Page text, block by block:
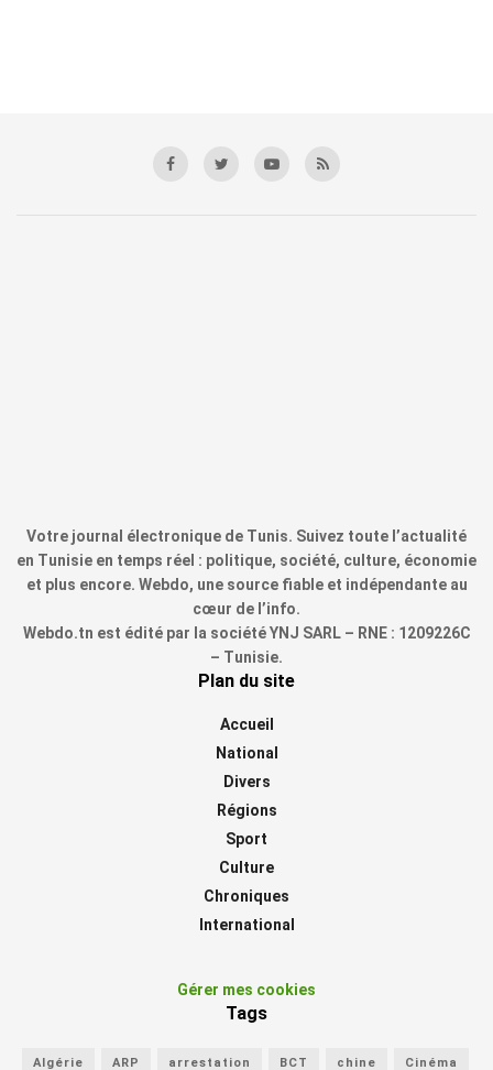
Votre journal électronique de Tunis. Suivez toute l’actualité
en Tunisie en temps réel : politique, société, culture, économie
et plus encore. Webdo, une source fiable et indépendante au
cœur de l’info.
Webdo.tn est édité par la société YNJ SARL – RNE : 1209226C
– Tunisie.
Plan du site
Accueil
National
Divers
Régions
Sport
Culture
Chroniques
International
Gérer mes cookies
Tags
Algérie ARP arrestation BCT chine Cinéma